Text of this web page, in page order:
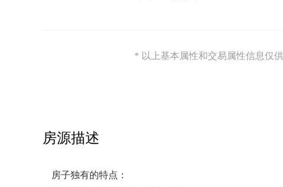
* 以上基本属性和交易属性信息仅
房源描述
房子独有的特点：